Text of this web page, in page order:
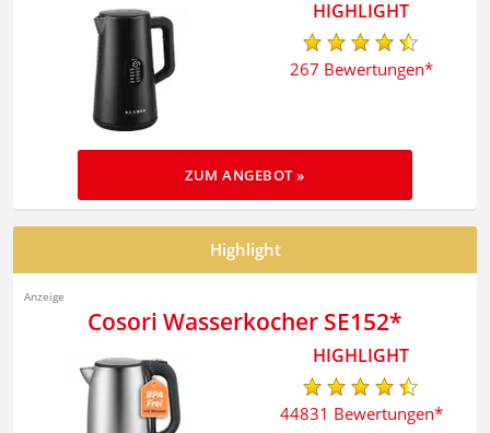
267 Bewertungen
ZUM ANGEBOT »
Highlight
Cosori Wasserkocher SE152
44831 Bewertungen